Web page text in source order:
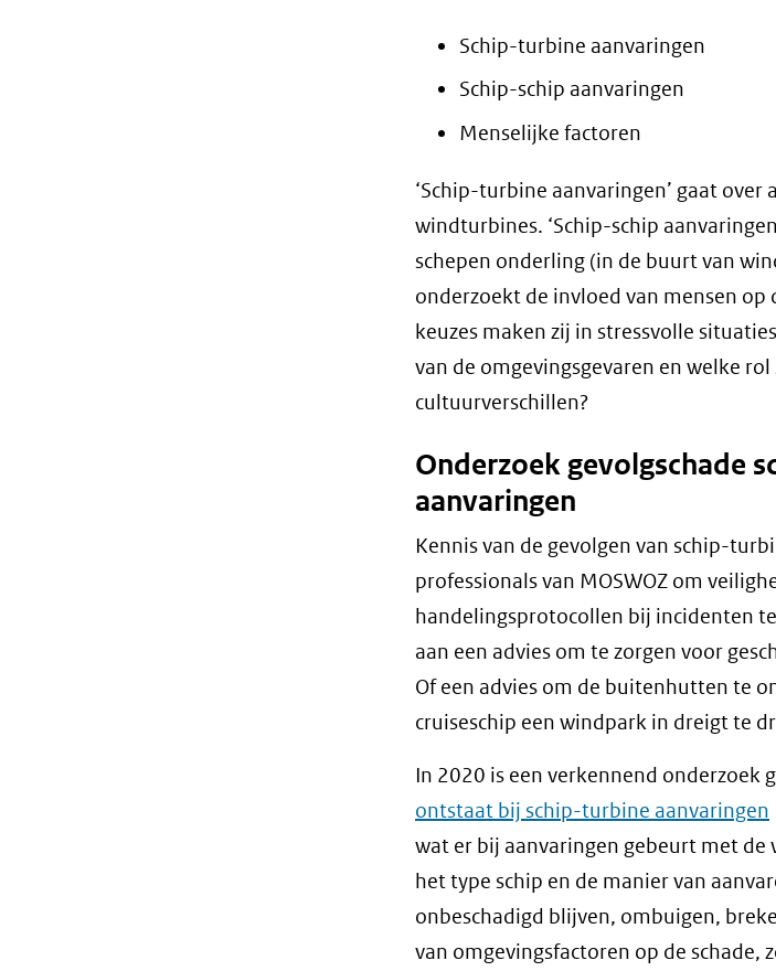
Schip-turbine aanvaringen
Schip-schip aanvaringen
Menselijke factoren
‘Schip-turbine aanvaringen’ gaat over
windturbines. ‘Schip-schip
schepen onderling (in de buurt van
onderzoekt de invloed van mensen
keuzes maken zij in stressvolle
van de omgevingsgevaren en welke
cultuurverschillen?
Onderzoek gevolgschade
aanvaringen
Kennis van de gevolgen van schip-
professionals van MOSWOZ om
handelingsprotocollen bij incidenten
aan een advies om te zorgen voor
Of een advies om de buitenhutten te
cruiseschip een windpark in dreigt te
In 2020 is een verkennend onderzoek
ontstaat bij schip-turbine aanvaringen
wat er bij aanvaringen gebeurt met
het type schip en de manier van
onbeschadigd blijven, ombuigen,
van omgevingsfactoren op de schade,